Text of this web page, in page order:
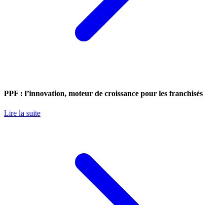
PPF : l’innovation, moteur de croissance pour les franchisés
Lire la suite